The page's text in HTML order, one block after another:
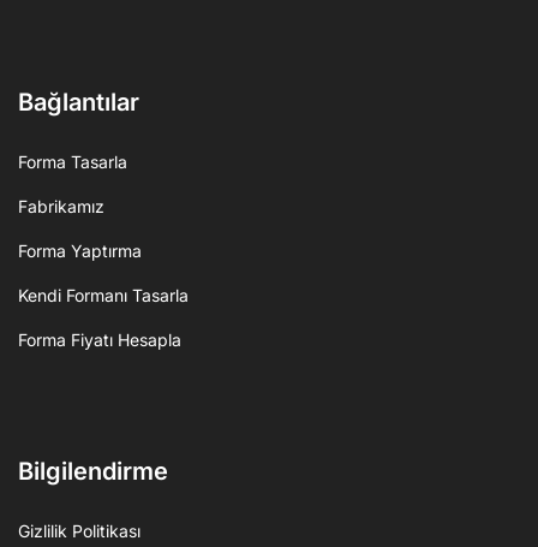
Bağlantılar
Forma Tasarla
Fabrikamız
Forma Yaptırma
Kendi Formanı Tasarla
Forma Fiyatı Hesapla
Bilgilendirme
Gizlilik Politikası